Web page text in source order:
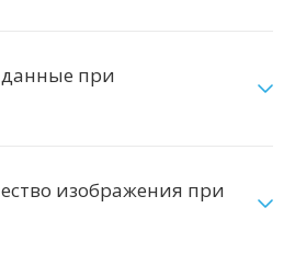
при
изображения при